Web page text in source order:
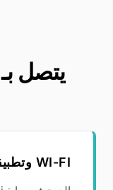
يتصل بـ
WI-FI وتطبيقات المطار